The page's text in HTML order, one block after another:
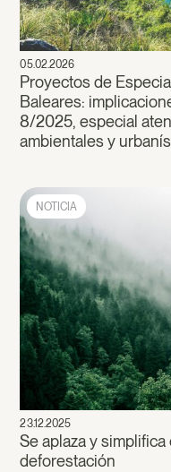
05.02.2026
Proyectos de
Baleares:
8/2025, especial
ambientales y
NOTICIA
23.12.2025
Se aplaza y
deforestación